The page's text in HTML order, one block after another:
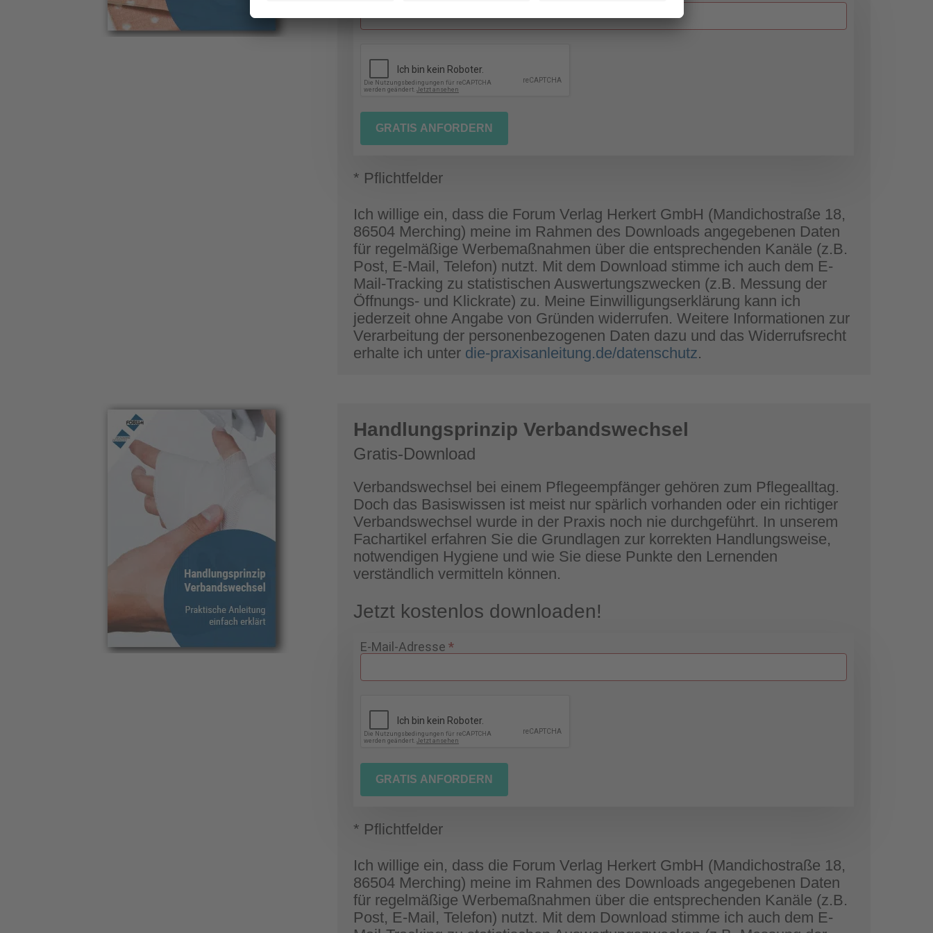
Antiseptische
Wundbehandlung
GRATIS ANFORDERN
* Pflichtfelder
Ich willige ein, dass die Forum Verlag Herkert GmbH (Mandichostraße 18,
86504 Merching) meine im Rahmen des Downloads angegebenen Daten
für regelmäßige Werbemaßnahmen über die entsprechenden Kanäle (z.B.
Post, E-Mail, Telefon) nutzt. Mit dem Download stimme ich auch dem E-
Mail-Tracking zu statistischen Auswertungszwecken (z.B. Messung der
Öffnungs- und Klickrate) zu. Meine Einwilligungserklärung kann ich
jederzeit ohne Angabe von Gründen widerrufen. Weitere Informationen zur
Verarbeitung der personenbezogenen Daten dazu und das Widerrufsrecht
erhalte ich unter die-praxisanleitung.de/datenschutz.
Handlungsprinzip Verbandswechsel
Gratis-Download
Verbandswechsel bei einem Pflegeempfänger gehören zum Pflegealltag.
Doch das Basiswissen ist meist nur spärlich vorhanden oder ein richtiger
Verbandswechsel wurde in der Praxis noch nie durchgeführt. In unserem
Fachartikel erfahren Sie die Grundlagen zur korrekten Handlungsweise,
notwendigen Hygiene und wie Sie diese Punkte den Lernenden
verständlich vermitteln können.
Jetzt kostenlos downloaden!
Gratisdownload
Verbandswechsel
E-Mail-Adresse*
GRATIS ANFORDERN
* Pflichtfelder
Ich willige ein, dass die Forum Verlag Herkert GmbH (Mandichostraße 18,
86504 Merching) meine im Rahmen des Downloads angegebenen Daten
für regelmäßige Werbemaßnahmen über die entsprechenden Kanäle (z.B.
Post, E-Mail, Telefon) nutzt. Mit dem Download stimme ich auch dem E-